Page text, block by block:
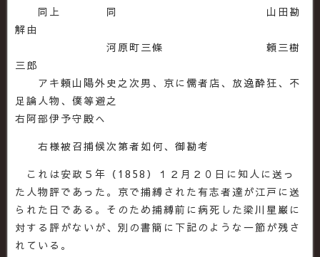
同上 同 山田勘
解由
河原町三條 頼三樹
三郎
アキ頼山陽外史之次男、京に儒者店、放逸酔狂、不
足論人物、僕等避之
右阿部伊予守殿へ
右様被召捕候次第者如何、御勘考
これは安政５年（1858）１２月２０日に知人に送っ
た人物評であった。京で捕縛された有志者達が江戸に送
られた日である。そのため捕縛前に病死した梁川星巌に
対する評がないが、別の書簡に下記のような一節が残さ
れている。